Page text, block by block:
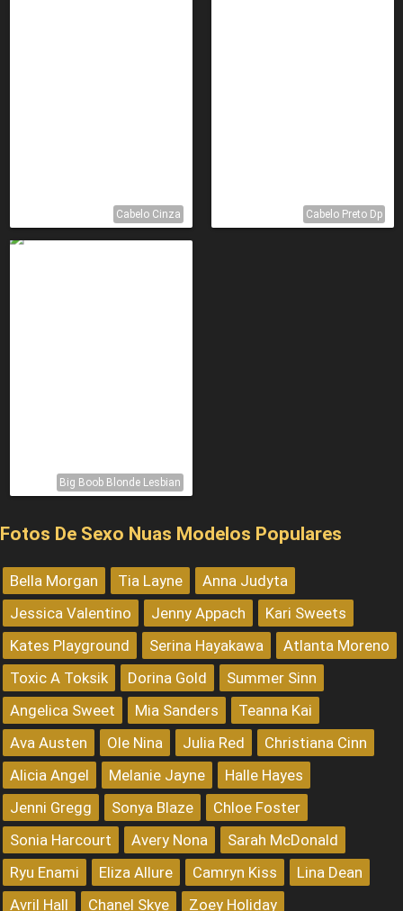
Cabelo Cinza Cabelo Preto Dp
Big Boob Blonde Lesbian
Fotos De Sexo Nuas Modelos Populares
Bella Morgan Tia Layne
Anna Judyta
Jessica Valentino
Jenny Appach
Kari Sweets
Kates Playground
Serina Hayakawa
Atlanta Moreno
Toxic A Toksik
Dorina Gold
Summer Sinn
Angelica Sweet
Mia Sanders
Teanna Kai
Ava Austen
Ole Nina Julia Red
Christiana Cinn
Alicia Angel
Melanie Jayne
Halle Hayes
Jenni Gregg
Sonya Blaze
Chloe Foster
Sonia Harcourt
Avery Nona
Sarah McDonald
Ryu Enami
Eliza Allure Camryn Kiss
Lina Dean
Avril Hall
Chanel Skye Zoey Holiday